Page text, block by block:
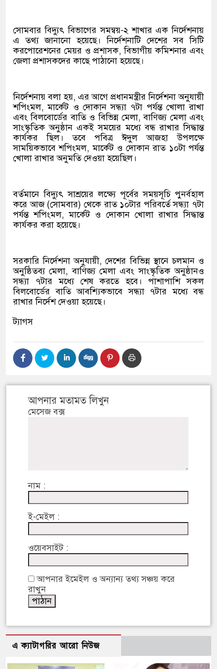
সোমবার বিদ্যুৎ বিভাগের সমন্বয়-২ শাখার এক নির্দেশনায়
এ তথ্য জানানো হয়েছে। নির্দেশনাটি দেশের সব সিটি
করপোরেশনের মেয়র ও প্রশাসক, বিভাগীয় কমিশনার এবং
জেলা প্রশাসকদের কাছে পাঠানো হয়েছে।
নির্দেশনায় বলা হয়, এর আগে প্রধানমন্ত্রীর নির্দেশনা অনুযায়ী
শপিংমল, মার্কেট ও দোকান সন্ধ্যা ৭টা পর্যন্ত খোলা রাখা
এবং বিলবোর্ডের বাতি ও বিভিন্ন মেলা, বাণিজ্য মেলা এবং
সাংস্কৃতিক অনুষ্ঠান একই সময়ের মধ্যে বন্ধ রাখার সিদ্ধান্ত
কার্যকর ছিল। তবে পবিত্র ঈদুল আজহা উপলক্ষে
সাময়িকভাবে শপিংমল, মার্কেট ও দোকান রাত ১০টা পর্যন্ত
খোলা রাখার অনুমতি দেওয়া হয়েছিল।
বর্তমানে বিদ্যুৎ সাশ্রয়ের লক্ষ্যে পূর্বের সময়সূচি পুনর্বহাল
করে আজ (সোমবার) থেকে রাত ১০টার পরিবর্তে সন্ধ্যা ৭টা
পর্যন্ত শপিংমল, মার্কেট ও দোকান খোলা রাখার সিদ্ধান্ত
কার্যকর করা হয়েছে।
সরকারি নির্দেশনা অনুযায়ী, দেশের বিভিন্ন স্থানে চলমান ও
অনুষ্ঠিতব্য মেলা, বাণিজ্য মেলা এবং সাংস্কৃতিক অনুষ্ঠানও
সন্ধ্যা ৭টার মধ্যে শেষ করতে হবে। পাশাপাশি সকল
বিলবোর্ডের বাতি আবশ্যিকভাবে সন্ধ্যা ৭টার মধ্যে বন্ধ
রাখার নির্দেশ দেওয়া হয়েছে।
ট্যাগস
আপনার মতামত লিখুন
মেসেজ বক্স
নাম :
ই-মেইল :
ওয়েবসাইট :
আপনার ইমেইল ও অন্যান্য তথ্য সঞ্চয় করে
রাখুন
এ ক্যাটাগরির আরো নিউজ